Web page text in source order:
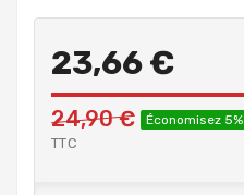
23,66 €
24,90 € Économisez 5%
TTC